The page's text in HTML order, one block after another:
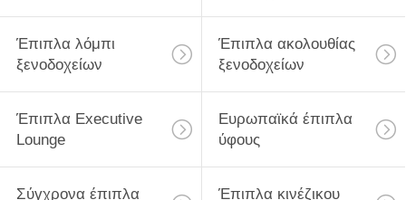
Έπιπλα λόμπι
ξενοδοχείων
Έπιπλα ακολουθίας
ξενοδοχείων
Έπιπλα Executive
Lounge
Ευρωπαϊκά έπιπλα
ύφους
Σύγχρονα έπιπλα Έπιπλα κινέζικου